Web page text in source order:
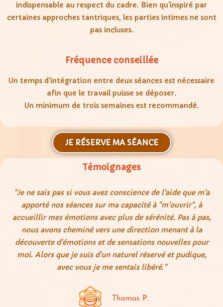
indispensable au respect du cadre. Bien qu’inspiré par
certaines approches tantriques, les parties intimes ne sont
pas incluses.
Fréquence conseillée
Un temps d’intégration entre deux séances est nécessaire
afin que le travail puisse se déposer.
Un minimum de trois semaines est recommandé.
JE RÉSERVE MA SÉANCE
Témoignages
"Je ne sais pas si vous avez conscience de l'aide que m'a
apporté nos séances sur ma capacité à "m'ouvrir", à
accueillir mes émotions avec plus de sérénité. Pas à pas,
nous avons cheminé vers une direction menant à la
découverte d'émotions et de sensations nouvelles pour
moi. Alors que je suis d'un naturel réservé et pudique,
avec vous je me sentais libéré."
Thomas P.